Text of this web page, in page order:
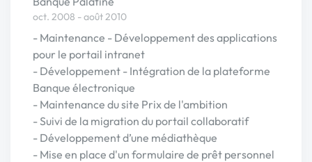
oct. 2008 - août 2010
- Maintenance - Développement des applications
pour le portail intranet
- Développement - Intégration de la plateforme
Banque électronique
- Maintenance du site Prix de l'ambition
- Suivi de la migration du portail collaboratif
- Développement d’une médiathèque
- Mise en place d'un formulaire de prêt personnel